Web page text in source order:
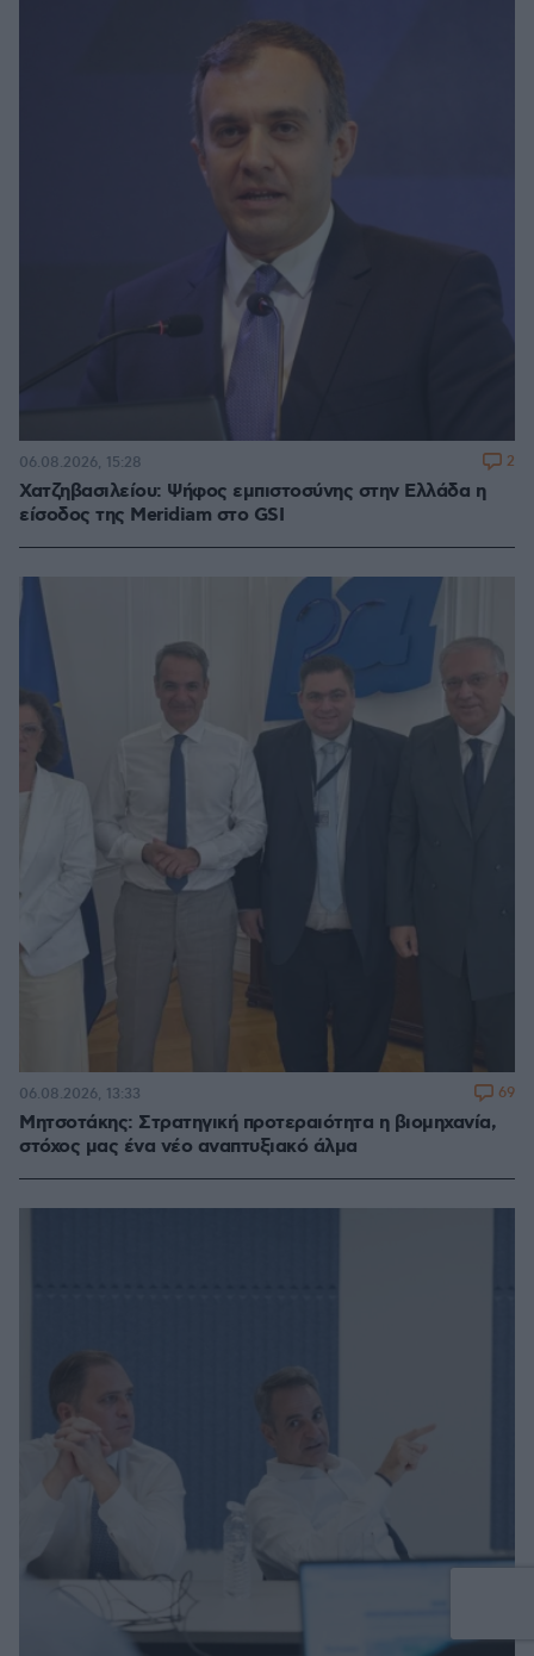
Χατζηβασιλείου: Ψήφος εμπιστοσύνης στην Ελλάδα η
είσοδος της Meridiam στο GSI
06.08.2026, 15:28 2
Μητσοτάκης: Στρατηγική προτεραιότητα η βιομηχανία,
στόχος μας ένα νέο αναπτυξιακό άλμα
06.08.2026, 13:33 69